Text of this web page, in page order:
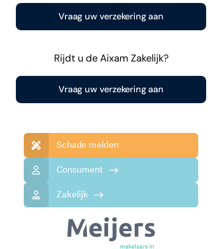
Vraag uw verzekering aan
Rijdt u de Aixam Zakelijk?
Vraag uw verzekering aan